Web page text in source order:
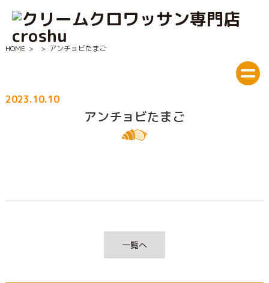
HOME > > アンチョビたまご
2023.10.10
アンチョビたまご
一覧へ